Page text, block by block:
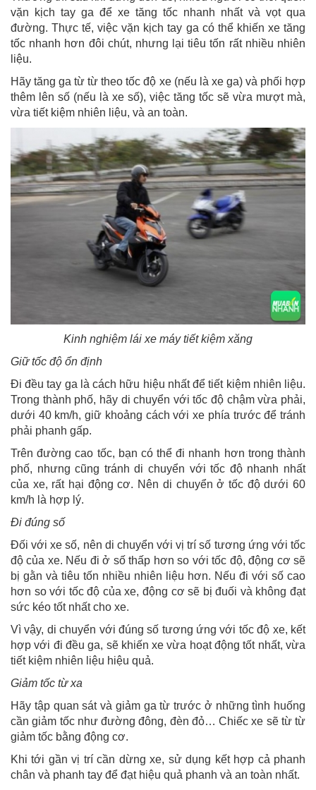
vặn kịch tay ga để xe tăng tốc nhanh nhất và vọt qua
đường. Thực tế, việc vặn kịch tay ga có thể khiến xe tăng
tốc nhanh hơn đôi chút, nhưng lại tiêu tốn rất nhiều nhiên
liệu.
Hãy tăng ga từ từ theo tốc độ xe (nếu là xe ga) và phối hợp
thêm lên số (nếu là xe số), việc tăng tốc sẽ vừa mượt mà,
vừa tiết kiệm nhiên liệu, và an toàn.
Kinh nghiệm lái xe máy tiết kiệm xăng
Giữ tốc độ ổn định
Đi đều tay ga là cách hữu hiệu nhất để tiết kiệm nhiên liệu.
Trong thành phố, hãy di chuyển với tốc độ chậm vừa phải,
dưới 40 km/h, giữ khoảng cách với xe phía trước để tránh
phải phanh gấp.
Trên đường cao tốc, bạn có thể đi nhanh hơn trong thành
phố, nhưng cũng tránh di chuyển với tốc độ nhanh nhất
của xe, rất hại động cơ. Nên di chuyển ở tốc độ dưới 60
km/h là hợp lý.
Đi đúng số
Đối với xe số, nên di chuyển với vị trí số tương ứng với tốc
độ của xe. Nếu đi ở số thấp hơn so với tốc độ, động cơ sẽ
bị gằn và tiêu tốn nhiều nhiên liệu hơn. Nếu đi với số cao
hơn so với tốc độ của xe, động cơ sẽ bị đuối và không đạt
sức kéo tốt nhất cho xe.
Vì vậy, di chuyển với đúng số tương ứng với tốc độ xe, kết
hợp với đi đều ga, sẽ khiến xe vừa hoạt động tốt nhất, vừa
tiết kiệm nhiên liệu hiệu quả.
Giảm tốc từ xa
Hãy tập quan sát và giảm ga từ trước ở những tình huống
cần giảm tốc như đường đông, đèn đỏ… Chiếc xe sẽ từ từ
giảm tốc bằng động cơ.
Khi tới gần vị trí cần dừng xe, sử dụng kết hợp cả phanh
chân và phanh tay để đạt hiệu quả phanh và an toàn nhất.